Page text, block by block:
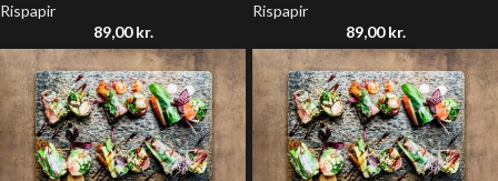
Rispapir
89,00kr.
Rispapir
89,00kr.